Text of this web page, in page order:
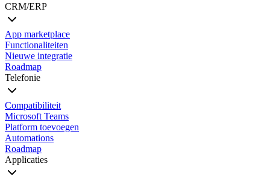
CRM/ERP
App marketplace
Functionaliteiten
Nieuwe integratie
Roadmap
Telefonie
Compatibiliteit
Microsoft Teams
Platform toevoegen
Automations
Roadmap
Applicaties